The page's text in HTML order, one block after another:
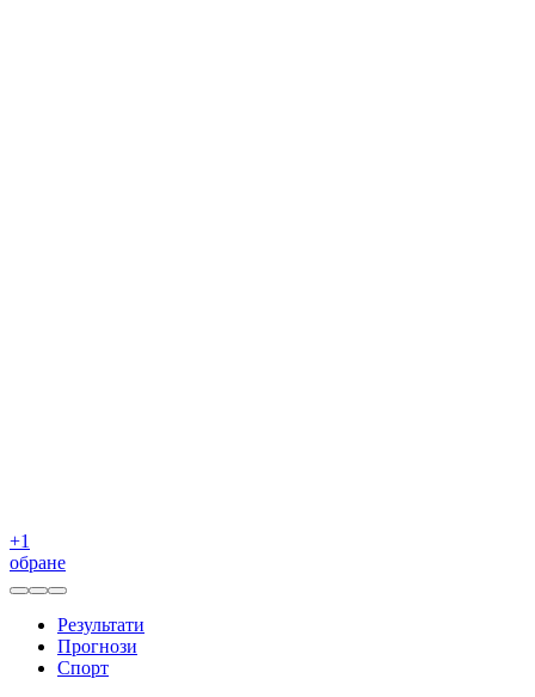
+1
обране
Результати
Прогнози
Спорт